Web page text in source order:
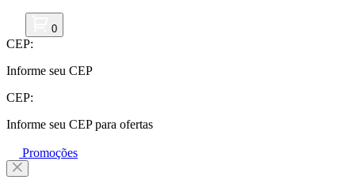
0
CEP:
Informe seu CEP
CEP:
Informe seu CEP para ofertas
Promoções